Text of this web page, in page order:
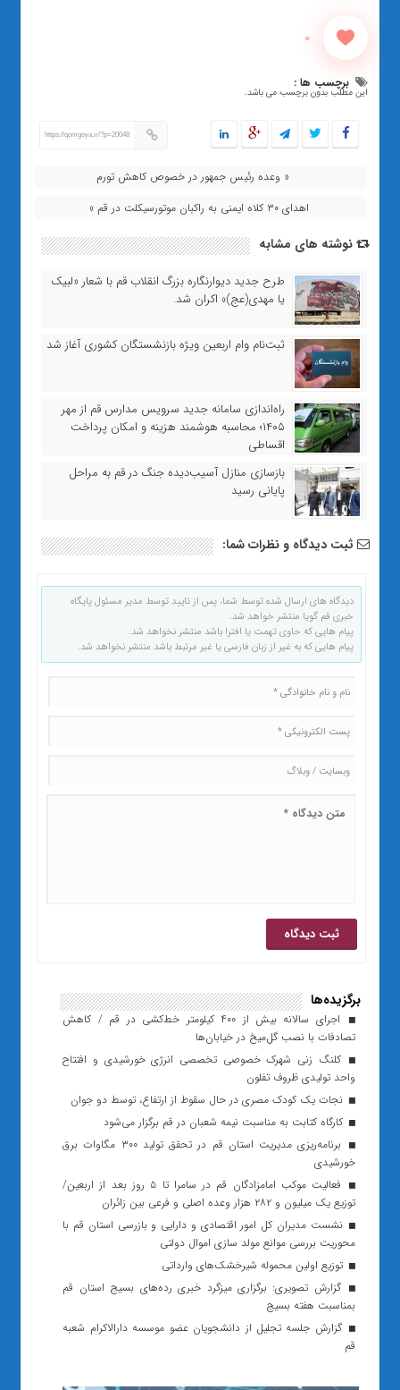
0
برچسب ها :
این مطلب بدون برچسب می باشد.
https://qomgoya.ir/?p=20048
« وعده رئیس جمهور در خصوص کاهش تورم
اهدای ۳۰ کلاه ایمنی به راکبان موتورسیکلت در قم »
نوشته های مشابه
طرح جدید دیوارنگاره بزرگ انقلاب قم با شعار «لبیک
یا مهدی(عج)» اکران شد.
ثبت‌نام وام اربعین ویژه بازنشستگان کشوری آغاز شد
راه‌اندازی سامانه جدید سرویس مدارس قم از مهر
۱۴۰۵؛ محاسبه هوشمند هزینه و امکان پرداخت
اقساطی
بازسازی منازل آسیب‌دیده جنگ در قم به مراحل
پایانی رسید
ثبت دیدگاه و نظرات شما:
دیدگاه های ارسال شده توسط شما، پس از تایید توسط مدیر مسئول پایگاه
خبری قم گویا منتشر خواهد شد.
پیام هایی که حاوی تهمت یا افترا باشد منتشر نخواهد شد.
پیام هایی که به غیر از زبان فارسی یا غیر مرتبط باشد منتشر نخواهد شد.
برگزیده‌ها
اجرای سالانه بیش از ۴۰۰ کیلومتر خط‌کشی در قم / کاهش
تصادفات با نصب گل‌میخ در خیابان‌ها
کلنگ زنی شهرک خصوصی تخصصی انرژی خورشیدی و افتتاح
واحد تولیدی ظروف تفلون
نجات یک کودک مصری در حال سقوط از ارتفاع، توسط دو جوان
کارگاه کتابت به مناسبت نیمه شعبان در قم برگزار می‌شود
برنامه‌ریزی مدیریت استان قم در تحقق تولید ۳۰۰ مگاوات برق
خورشیدی
فعالیت موکب امامزادگان قم در سامرا تا ۵ روز بعد از اربعین/
توزیع یک میلیون و ۲۸۲ هزار وعده اصلی و فرعی بین زائران
نشست مدیران کل امور اقتصادی و دارایی و بازرسی استان قم با
محوریت بررسی موانع مولد سازی اموال دولتی
توزیع اولین محموله شیرخشک‌های وارداتی
گزارش تصویری: برگزاری میزگرد خبری رده‌های بسیج استان قم
بمناسبت هفته بسیج
گزارش جلسه تجلیل از دانشجویان عضو موسسه دارالاکرام شعبه
قم